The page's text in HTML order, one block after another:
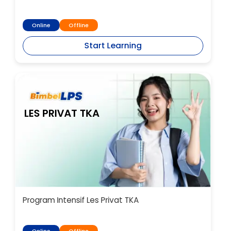
Online Offline
Start Learning
LES PRIVAT TKA
Program Intensif Les Privat TKA